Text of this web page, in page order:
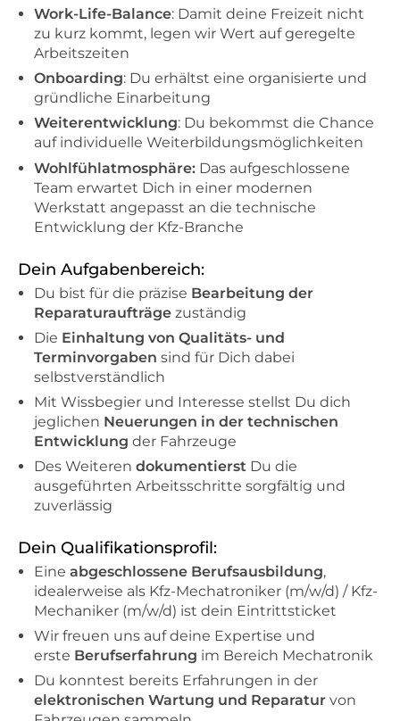
Work-Life-Balance: Damit deine Freizeit nicht
zu kurz kommt, legen wir Wert auf geregelte
Arbeitszeiten
Onboarding: Du erhältst eine organisierte und
gründliche Einarbeitung
Weiterentwicklung: Du bekommst die Chance
auf individuelle Weiterbildungsmöglichkeiten
Wohlfühlatmosphäre: Das aufgeschlossene
Team erwartet Dich in einer modernen
Werkstatt angepasst an die technische
Entwicklung der Kfz-Branche
Dein Aufgabenbereich:
Du bist für die präzise Bearbeitung der
Reparaturaufträge zuständig
Die Einhaltung von Qualitäts- und
Terminvorgaben sind für Dich dabei
selbstverständlich
Mit Wissbegier und Interesse stellst Du dich
jeglichen Neuerungen in der technischen
Entwicklung der Fahrzeuge
Des Weiteren dokumentierst Du die
ausgeführten Arbeitsschritte sorgfältig und
zuverlässig
Dein Qualifikationsprofil:
Eine abgeschlossene Berufsausbildung,
idealerweise als Kfz-Mechatroniker (m/w/d) / Kfz-
Mechaniker (m/w/d) ist dein Eintrittsticket
Wir freuen uns auf deine Expertise und
erste Berufserfahrung im Bereich Mechatronik
Du konntest bereits Erfahrungen in der
elektronischen Wartung und Reparatur von